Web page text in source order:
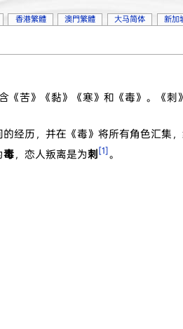
《苦》《黏》《寒》和《毒》。《刺
经历，并在《毒》将所有角色汇集
毒，恋人叛离是为刺 [1] 。
香港繁體 澳門繁體 大马简体 新加